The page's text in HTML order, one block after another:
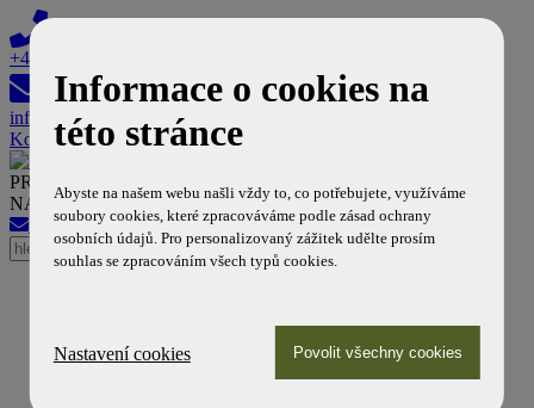
+420 608 603 308
info@reklamanamhd.cz
Košík
PROFESIONÁLNÍ PARTNER DOPRAVNÍCH PODNIKŮ
NA POLI MHD REKLAMY
info@reklamanamhd.cz
+420 608 603 308
Reklama na tramvajích
Reklama na autobusech
Informace o cookies na
této stránce
Abyste na našem webu našli vždy to, co potřebujete, využíváme
soubory cookies, které zpracováváme podle zásad ochrany
osobních údajů. Pro personalizovaný zážitek udělte prosím
souhlas se zpracováním všech typů cookies.
Nastavení cookies